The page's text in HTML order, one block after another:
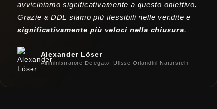
avviciniamo significativamente a questo obiettivo.
Grazie a DDL siamo più flessibili nelle vendite e
significativamente più veloci nella chiusura.
Alexander Löser
Amministratore Delegato, Ulisse Orlandini Naturstein